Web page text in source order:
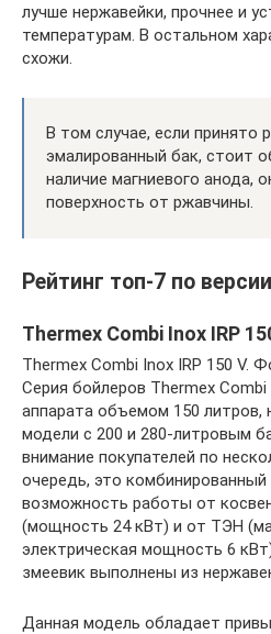
лучше нержавейки, прочнее и
температурам. В остальном
схожи.
В том случае, если принято
эмалированный бак, стоит
наличие магниевого анода,
поверхность от ржавчины.
Рейтинг топ-7 по
Thermex Combi Inox IRP
Thermex Combi Inox IRP 150 V.
Серия бойлеров Thermex
аппарата объемом 150 литров,
модели с 200 и 280-литровым
внимание покупателей по
очередь, это комбинированный
возможность работы от
(мощность 24 кВт) и от ТЭН
электрическая мощность 6
змеевик выполнены из
Данная модель обладает